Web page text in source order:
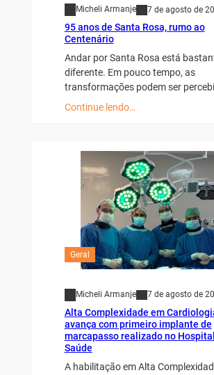
Micheli Armanje 7 de agosto de
95 anos de Santa Rosa, rumo ao
Centenário
Andar por Santa Rosa está
diferente. Em pouco tempo, as
transformações podem ser
Continue lendo…
Geral
Micheli Armanje 7 de agosto de
Alta Complexidade em
avança com primeiro implante de
marcapasso realizado no
Saúde
A habilitação em Alta